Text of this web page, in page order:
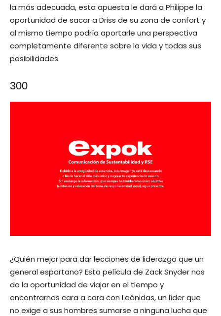
la más adecuada, esta apuesta le dará a Philippe la
oportunidad de sacar a Driss de su zona de confort y
al mismo tiempo podría aportarle una perspectiva
completamente diferente sobre la vida y todas sus
posibilidades.
300
¿Quién mejor para dar lecciones de liderazgo que un
general espartano? Esta película de Zack Snyder nos
da la oportunidad de viajar en el tiempo y
encontrarnos cara a cara con Leónidas, un líder que
no exige a sus hombres sumarse a ninguna lucha que